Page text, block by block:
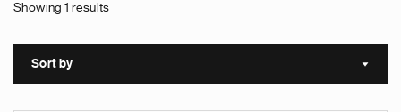
Showing 1 results
Sort by Sort